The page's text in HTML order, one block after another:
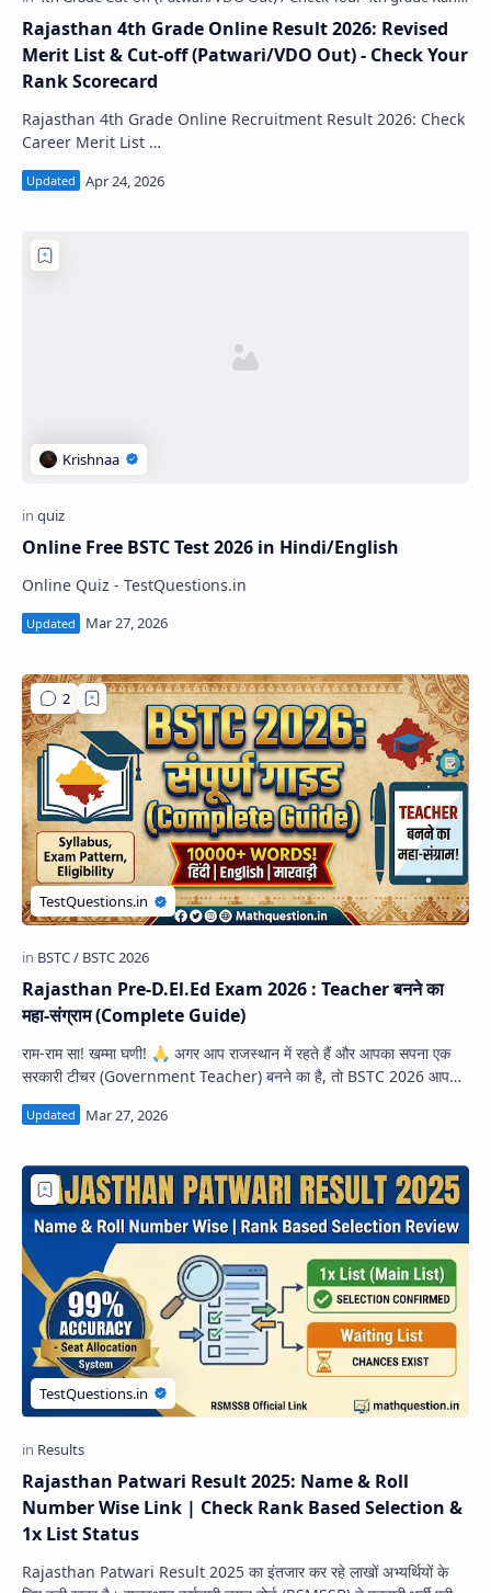
Rajasthan 4th Grade Online Result 2026: Revised
Merit List & Cut-off (Patwari/VDO Out) - Check Your
Rank Scorecard
Rajasthan 4th Grade Online Recruitment Result 2026: Check
Career Merit List …
Online Free BSTC Test 2026 in Hindi/English
Online Quiz - TestQuestions.in
Rajasthan Pre-D.El.Ed Exam 2026 : Teacher बनने का
महा-संग्राम (Complete Guide)
राम-राम सा! खम्मा घणी! 🙏 अगर आप राजस्थान में रहते हैं और आपका सपना एक
सरकारी टीचर (Government Teacher) बनने का है, तो BSTC 2026 आपके
लिए वो "चा…
Rajasthan Patwari Result 2025: Name & Roll
Number Wise Link | Check Rank Based Selection &
1x List Status
Rajasthan Patwari Result 2025 का इंतजार कर रहे लाखों अभ्यर्थियों के